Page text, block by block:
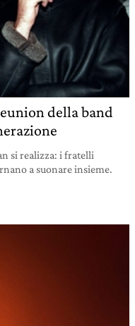
della band
si realizza: i fratelli
a suonare insieme.